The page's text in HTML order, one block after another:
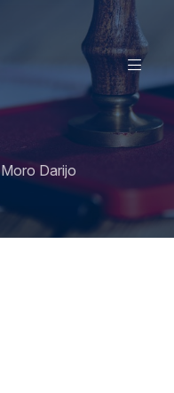
Moro Darijo